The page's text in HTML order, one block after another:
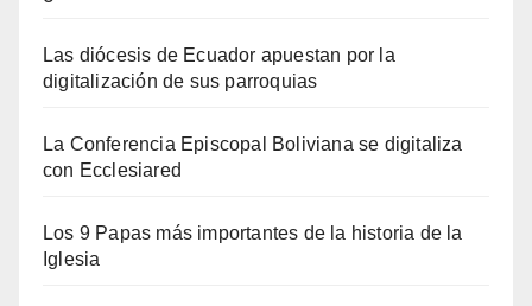
Las diócesis de Ecuador apuestan por la
digitalización de sus parroquias
La Conferencia Episcopal Boliviana se digitaliza
con Ecclesiared
Los 9 Papas más importantes de la historia de la
Iglesia